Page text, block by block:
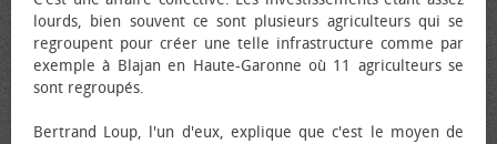
lourds, bien souvent ce sont plusieurs agriculteurs qui se
regroupent pour créer une telle infrastructure comme par
exemple à Blajan en Haute-Garonne où 11 agriculteurs se
sont regroupés.
Bertrand Loup, l'un d'eux, explique que c'est le moyen de